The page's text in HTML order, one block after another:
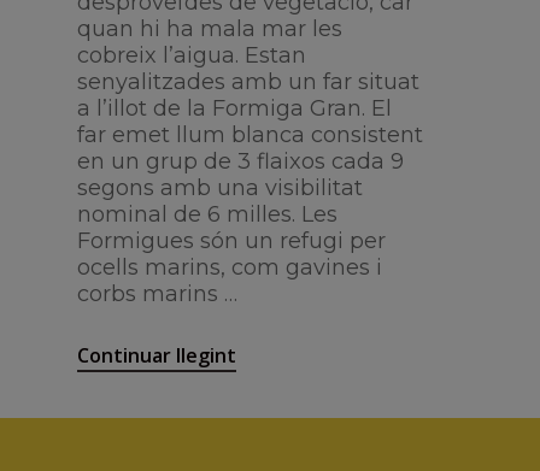
quan hi ha mala mar les
cobreix l’aigua. Estan
senyalitzades amb un far situat
a l’illot de la Formiga Gran. El
far emet llum blanca consistent
en un grup de 3 flaixos cada 9
segons amb una visibilitat
nominal de 6 milles. Les
Formigues són un refugi per
ocells marins, com gavines i
corbs marins …
Continuar llegint